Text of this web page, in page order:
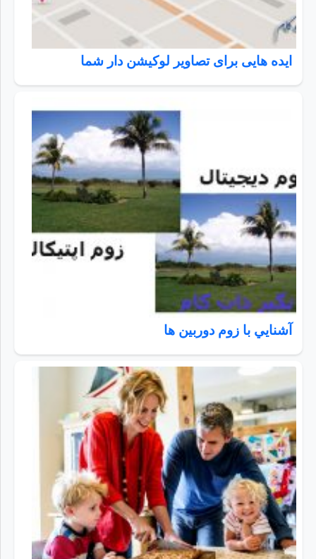
ایده هایی برای تصاویر لوکیشن دار شما
آشنايي با زوم دوربين ها